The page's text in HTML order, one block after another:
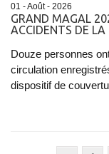
01 - Août - 2026
GRAND MAGAL
ACCIDENTS DE LA
Douze personnes
circulation
dispositif de